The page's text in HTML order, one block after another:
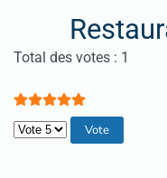
Vote utilisateur:5/
Total des votes : 1
Veuillez voter